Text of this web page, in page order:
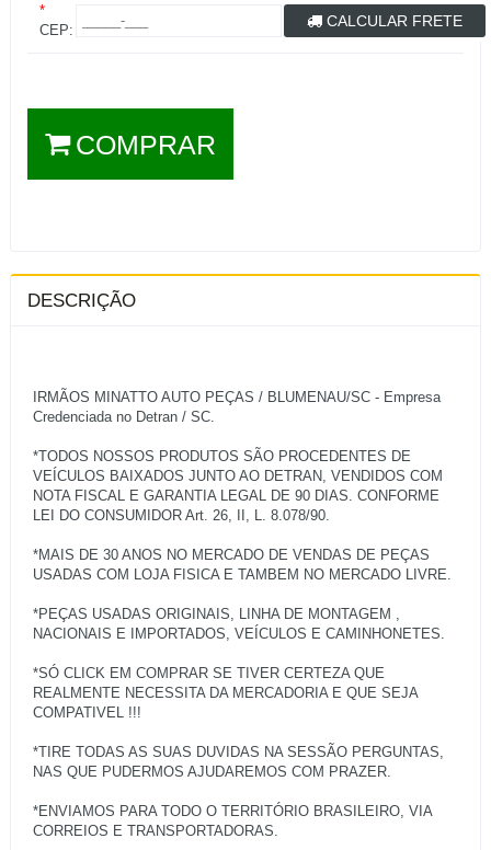
*
CEP:
CALCULAR FRETE
COMPRAR
DESCRIÇÃO
IRMÃOS MINATTO AUTO PEÇAS / BLUMENAU/SC - Empresa
Credenciada no Detran / SC.
*TODOS NOSSOS PRODUTOS SÃO PROCEDENTES DE
VEÍCULOS BAIXADOS JUNTO AO DETRAN, VENDIDOS COM
NOTA FISCAL E GARANTIA LEGAL DE 90 DIAS. CONFORME
LEI DO CONSUMIDOR Art. 26, II, L. 8.078/90.
*MAIS DE 30 ANOS NO MERCADO DE VENDAS DE PEÇAS
USADAS COM LOJA FISICA E TAMBEM NO MERCADO LIVRE.
*PEÇAS USADAS ORIGINAIS, LINHA DE MONTAGEM ,
NACIONAIS E IMPORTADOS, VEÍCULOS E CAMINHONETES.
*SÓ CLICK EM COMPRAR SE TIVER CERTEZA QUE
REALMENTE NECESSITA DA MERCADORIA E QUE SEJA
COMPATIVEL !!!
*TIRE TODAS AS SUAS DUVIDAS NA SESSÃO PERGUNTAS,
NAS QUE PUDERMOS AJUDAREMOS COM PRAZER.
*ENVIAMOS PARA TODO O TERRITÓRIO BRASILEIRO, VIA
CORREIOS E TRANSPORTADORAS.